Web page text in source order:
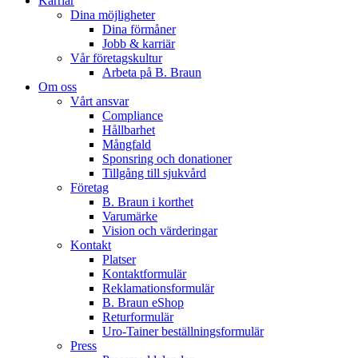
Dina möjligheter
Dina förmåner
Jobb & karriär
Vår företagskultur
Arbeta på B. Braun
Om oss
Vårt ansvar
Compliance
Hållbarhet
Mångfald
Sponsring och donationer
Tillgång till sjukvård
Företag
B. Braun i korthet
Varumärke
Vision och värderingar
Kontakt
Platser
Kontaktformulär
Reklamationsformulär
B. Braun eShop
Returformulär
Uro-Tainer beställningsformulär
Press